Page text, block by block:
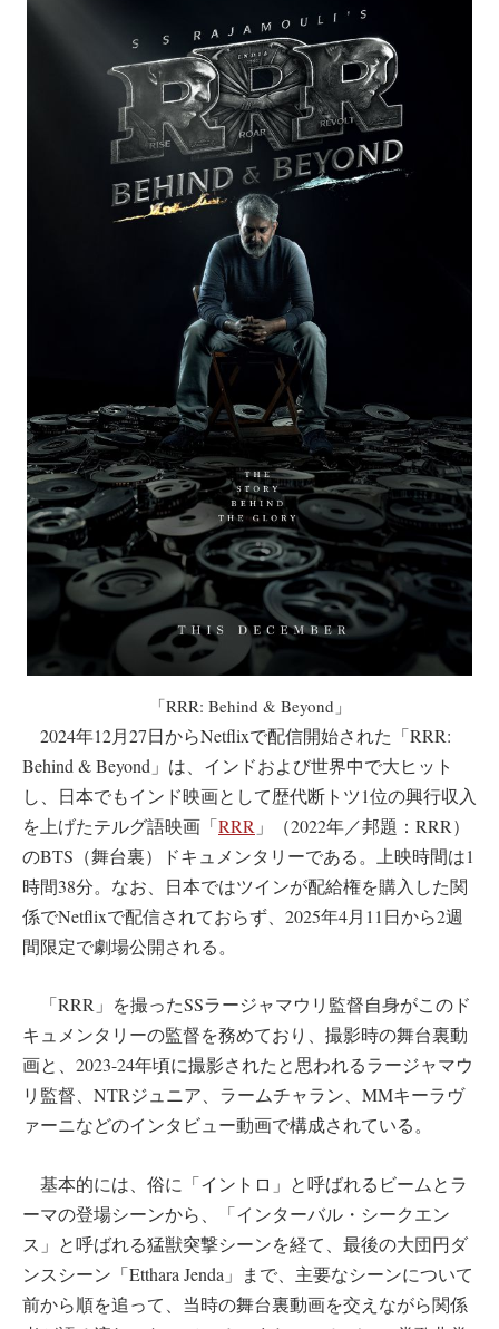
「RRR: Behind & Beyond」
2024年12月27日からNetflixで配信開始された「RRR:
Behind & Beyond」は、インドおよび世界中で大ヒット
し、日本でもインド映画として歴代断トツ1位の興行収入
を上げたテルグ語映画「RRR 」（2022年／邦題：RRR）
のBTS（舞台裏）ドキュメンタリーである。上映時間は1
時間38分。なお、日本ではツインが配給権を購入した関
係でNetflixで配信されておらず、2025年4月11日から2週
間限定で劇場公開される。
「RRR」を撮ったSSラージャマウリ監督自身がこのド
キュメンタリーの監督を務めており、撮影時の舞台裏動
画と、2023-24年頃に撮影されたと思われるラージャマウ
リ監督、NTRジュニア、ラームチャラン、MMキーラヴ
ァーニなどのインタビュー動画で構成されている。
基本的には、俗に「イントロ」と呼ばれるビームとラ
ーマの登場シーンから、「インターバル・シークエン
ス」と呼ばれる猛獣突撃シーンを経て、最後の大団円ダ
ンスシーン「Etthara Jenda」まで、主要なシーンについて
前から順を追って、当時の舞台裏動画を交えながら関係